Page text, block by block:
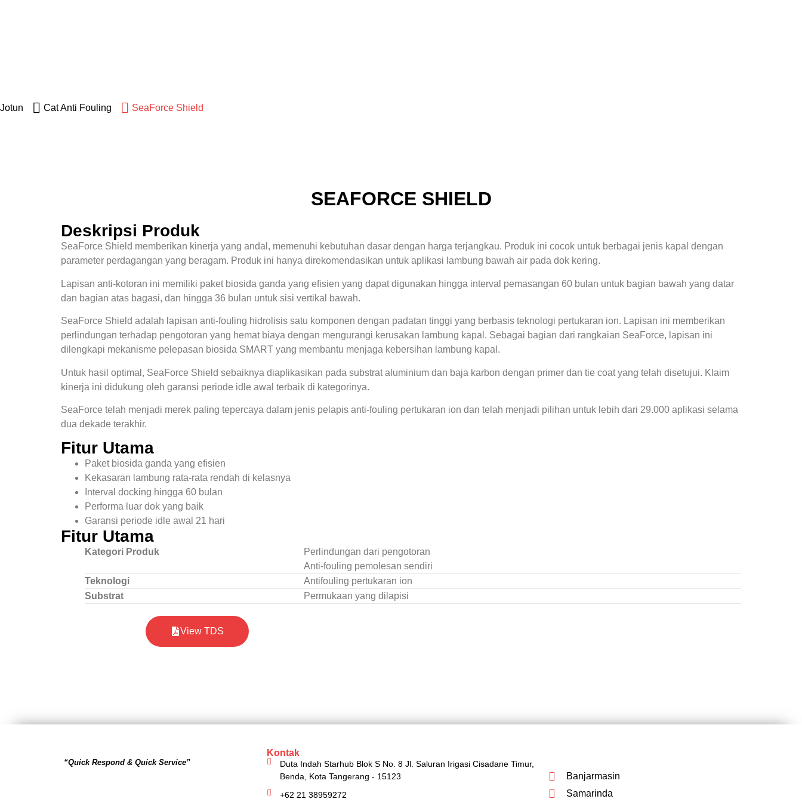
Jotun Cat Anti Fouling SeaForce Shield
SEAFORCE SHIELD
Deskripsi Produk
SeaForce Shield memberikan kinerja yang andal, memenuhi kebutuhan dasar dengan harga terjangkau. Produk ini cocok untuk berbagai jenis kapal dengan
parameter perdagangan yang beragam. Produk ini hanya direkomendasikan untuk aplikasi lambung bawah air pada dok kering.
Lapisan anti-kotoran ini memiliki paket biosida ganda yang efisien yang dapat digunakan hingga interval pemasangan 60 bulan untuk bagian bawah yang datar
dan bagian atas bagasi, dan hingga 36 bulan untuk sisi vertikal bawah.
SeaForce Shield adalah lapisan anti-fouling hidrolisis satu komponen dengan padatan tinggi yang berbasis teknologi pertukaran ion. Lapisan ini memberikan
perlindungan terhadap pengotoran yang hemat biaya dengan mengurangi kerusakan lambung kapal. Sebagai bagian dari rangkaian SeaForce, lapisan ini
dilengkapi mekanisme pelepasan biosida SMART yang membantu menjaga kebersihan lambung kapal.
Untuk hasil optimal, SeaForce Shield sebaiknya diaplikasikan pada substrat aluminium dan baja karbon dengan primer dan tie coat yang telah disetujui. Klaim
kinerja ini didukung oleh garansi periode idle awal terbaik di kategorinya.
SeaForce telah menjadi merek paling tepercaya dalam jenis pelapis anti-fouling pertukaran ion dan telah menjadi pilihan untuk lebih dari 29.000 aplikasi selama
dua dekade terakhir.
Fitur Utama
Paket biosida ganda yang efisien
Kekasaran lambung rata-rata rendah di kelasnya
Interval docking hingga 60 bulan
Performa luar dok yang baik
Garansi periode idle awal 21 hari
Fitur Utama
Kategori Produk
Perlindungan dari pengotoran
Anti-fouling pemolesan sendiri
Teknologi
Antifouling pertukaran ion
Substrat
Permukaan yang dilapisi
View TDS
“Quick Respond & Quick Service”
Kontak
Duta Indah Starhub Blok S No. 8 Jl. Saluran Irigasi Cisadane Timur,
Benda, Kota Tangerang - 15123
+62 21 38959272
Banjarmasin
Samarinda